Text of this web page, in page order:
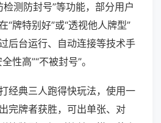
检测防封号”等功能，部分用户
“牌特别好”或“透视他人牌型”
后台运行、自动连接等技术手
性高”“不被封号”。
经典三人跑得快玩法，使用一
完牌者获胜，可出单张、对